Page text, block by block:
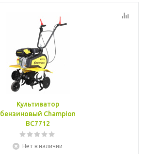
Культиватор
бензиновый Champion
ВС7712
Нет в наличии